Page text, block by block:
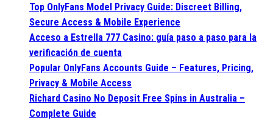
Top OnlyFans Model Privacy Guide: Discreet Billing,
Secure Access & Mobile Experience
Acceso a Estrella 777 Casino: guía paso a paso para la
verificación de cuenta
Popular OnlyFans Accounts Guide – Features, Pricing,
Privacy & Mobile Access
Richard Casino No Deposit Free Spins in Australia –
Complete Guide